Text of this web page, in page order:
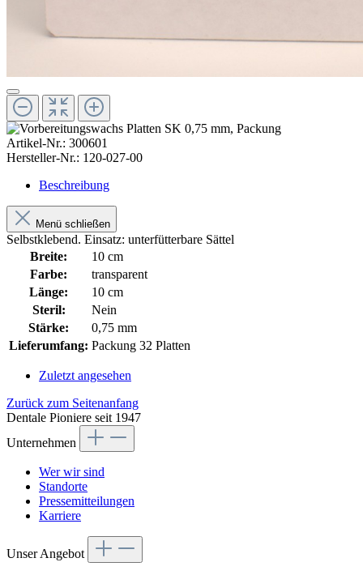
Artikel-Nr.: 300601
Hersteller-Nr.: 120-027-00
Beschreibung
Menü schließen
Selbstklebend. Einsatz: unterfütterbare Sättel
Breite:
10 cm
Farbe:
transparent
Länge:
10 cm
Steril:
Nein
Stärke:
0,75 mm
Lieferumfang: Packung 32 Platten
Zuletzt angesehen
Zurück zum Seitenanfang
Dentale Pioniere seit 1947
Unternehmen
Wer wir sind
Standorte
Pressemitteilungen
Karriere
Unser Angebot